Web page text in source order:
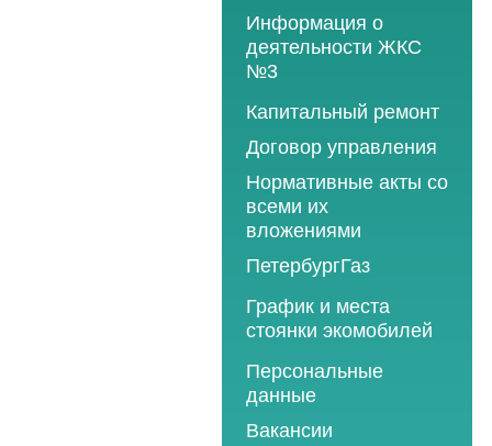
Информация о
деятельности ЖКС
№3
Программы
2013 год
2014 год
2015 год
2016 год
2017 год
2018 год
Капитальный ремонт
Договор управления
Нормативные акты со
всеми их
вложениями
ПетербургГаз
2018 год
2019 год
2020 год
2021 год
2022 год
График и места
стоянки экомобилей
2019 год
2020 год
2021 год
Персональные
данные
Вакансии